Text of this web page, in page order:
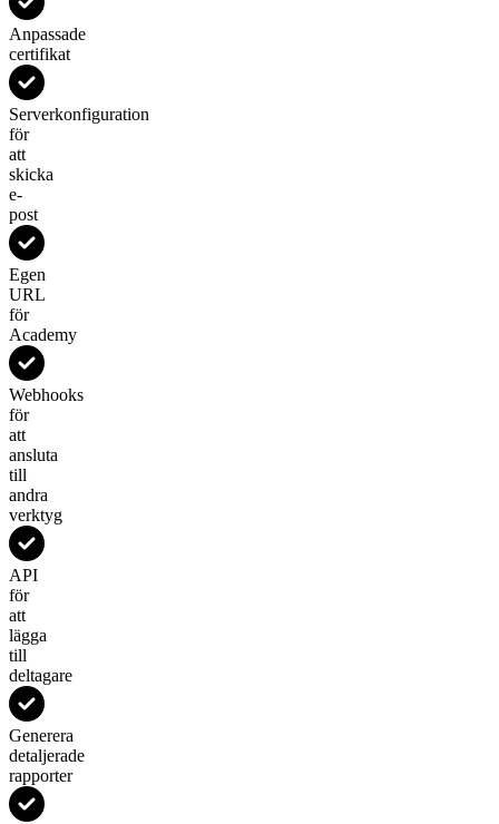
Anpassade
certifikat
Serverkonfiguration
för
att
skicka
e-
post
Egen
URL
för
Academy
Webhooks
för
att
ansluta
till
andra
verktyg
API
för
att
lägga
till
deltagare
Generera
detaljerade
rapporter